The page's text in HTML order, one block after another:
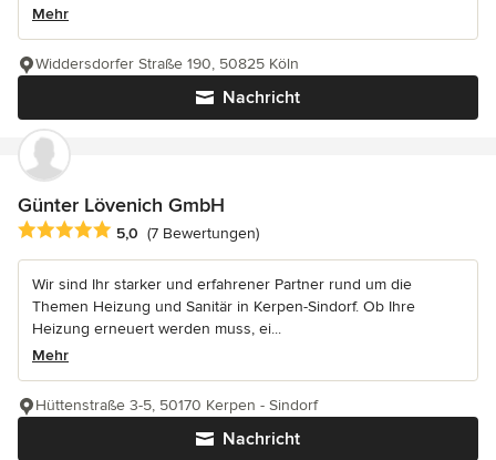
Mehr
Nachricht
Widdersdorfer Straße 190, 50825 Köln
Günter Lövenich GmbH
Durchschnittliche Bewertung: 5 von 5 Sternen
5,0 (7 Bewertungen)
Wir sind Ihr starker und erfahrener Partner rund um die
Themen Heizung und Sanitär in Kerpen-Sindorf. Ob Ihre
Heizung erneuert werden muss, ei...
Mehr
Nachricht
Hüttenstraße 3-5, 50170 Kerpen - Sindorf